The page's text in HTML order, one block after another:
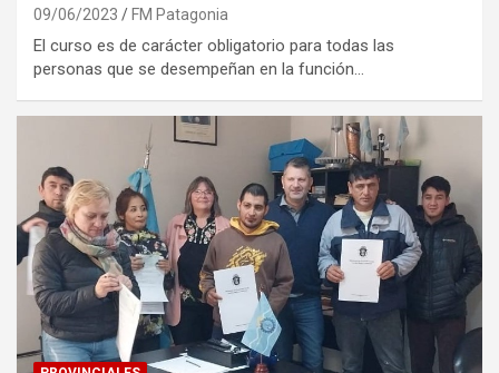
09/06/2023 FM Patagonia
El curso es de carácter obligatorio para todas las
personas que se desempeñan en la función…